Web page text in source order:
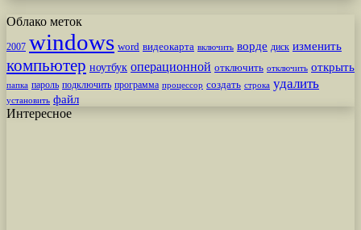
Облако меток
2007 windows word видеокарта включить ворде диск изменить
компьютер ноутбук операционной отключить отключить открыть
папка пароль подключить программа процессор создать строка удалить
установить файл
Интересное